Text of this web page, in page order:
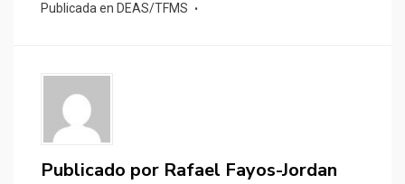
Publicada en DEAS/TFMS
Publicado por Rafael Fayos-Jordan